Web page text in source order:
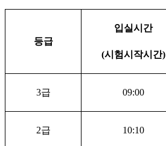
등급
입실시간
(시험시작시간)
3급 09:00
2급 10:10